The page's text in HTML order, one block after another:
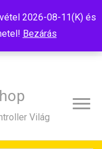
2026-08-11(K) és
Bezárás
Világ